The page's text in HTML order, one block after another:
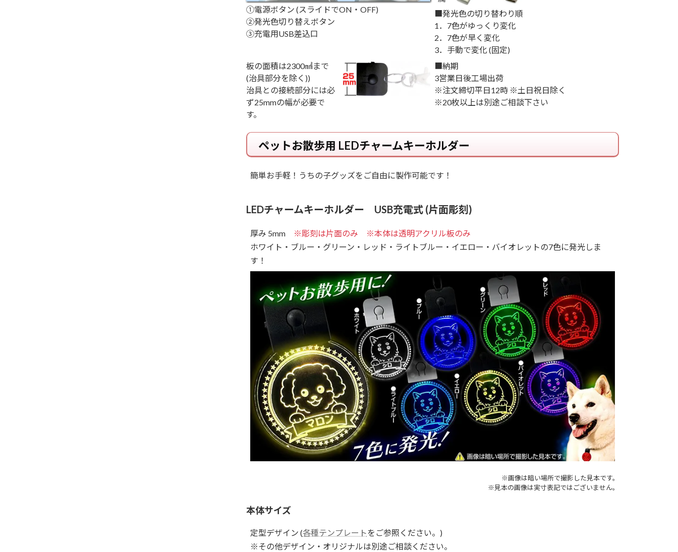
①電源ボタン (スライドでON・OFF)
②発光色切り替えボタン
③充電用USB差込口
■発光色の切り替わり順
1．7色がゆっくり変化
2．7色が早く変化
3．手動で変化 (固定)
板の面積は2300㎟まで
(治具部分を除く))
治具との接続部分には必
ず25mmの幅が必要で
す。
■納期
3営業日後工場出荷
※注文締切平日12時 ※土日祝日除く
※20枚以上は別途ご相談下さい
ペットお散歩用 LEDチャームキーホルダー
簡単お手軽！うちの子グッズをご自由に製作可能です！
LEDチャームキーホルダー USB充電式 (片面彫刻)
厚み 5mm
※彫刻は片面のみ ※本体は透明アクリル板のみ
ホワイト・ブルー・グリーン・レッド・ライトブルー・イエロー・バイオレットの7色に発光しま
す！
※画像は暗い場所で撮影した見本です。
※見本の画像は実寸表記ではございません。
本体サイズ
定型デザイン (各種テンプレートをご参照ください。)
※その他デザイン・オリジナルは別途ご相談ください。